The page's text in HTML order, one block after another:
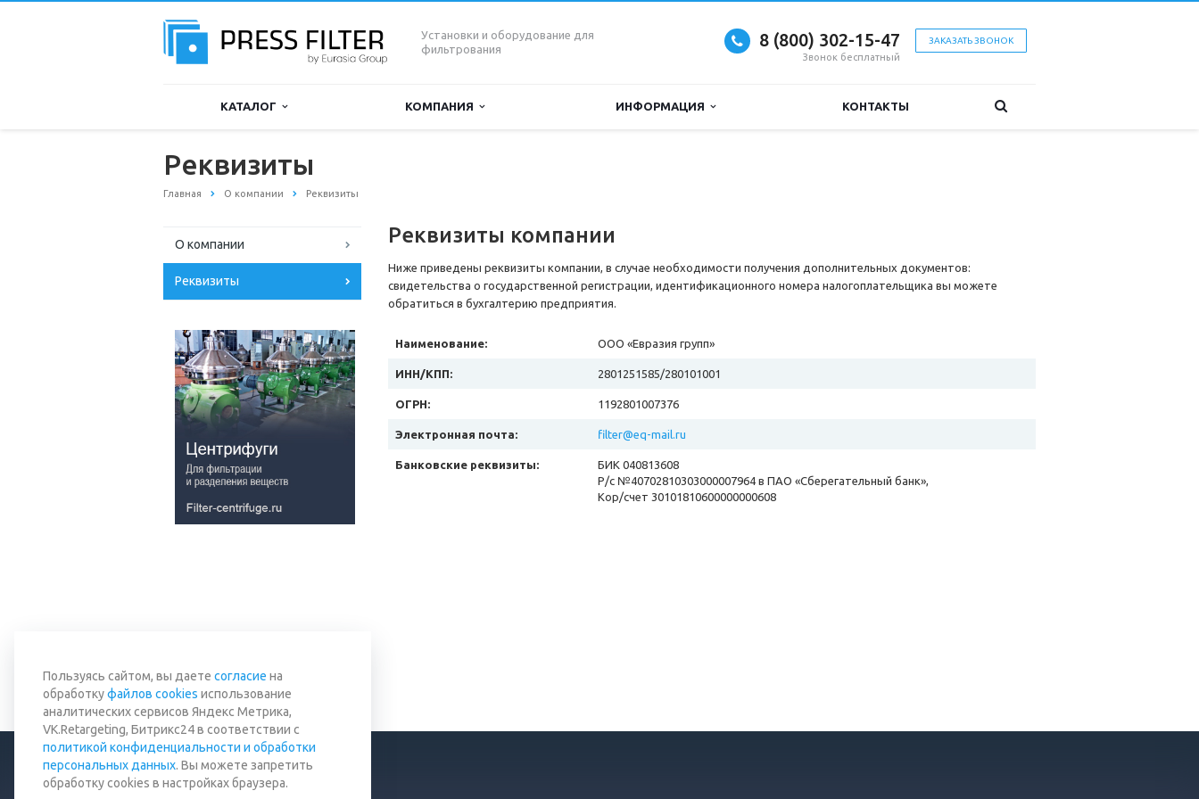
Установки и оборудование для
фильтрования
ЗАКАЗАТЬ ЗВОНОК
8 (800) 302-15-47
Звонок бесплатный
КАТАЛОГ КОМПАНИЯ ИНФОРМАЦИЯ КОНТАКТЫ
Реквизиты
Главная О компании Реквизиты
О компании
Реквизиты
Реквизиты компании
Ниже приведены реквизиты компании, в случае необходимости получения дополнительных документов:
свидетельства о государственной регистрации, идентификационного номера налогоплательщика вы можете
обратиться в бухгалтерию предприятия.
Наименование: ООО «Евразия групп»
ИНН/КПП: 2801251585/280101001
ОГРН: 1192801007376
Электронная почта: filter@eq-mail.ru
Банковские реквизиты:
БИК 040813608
Р/с №40702810303000007964 в ПАО «Сберегательный банк»,
Кор/счет 30101810600000000608
Пользуясь сайтом, вы даете согласие на
обработкуфайлов cookies использование
аналитических сервисов Яндекс Метрика,
VK.Retargeting, Битрикс24 в соответствии с
политикой конфиденциальности и обработки
персональных данных. Вы можете запретить
обработку cookies в настройках браузера.